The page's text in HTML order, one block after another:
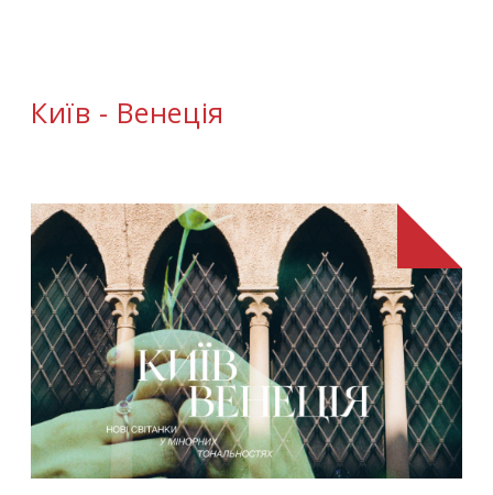
Київ - Венеція